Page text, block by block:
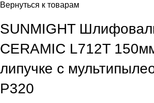
Вернуться к товарам
SUNMIGHT
CERAMIC L712T
липучке с
P320